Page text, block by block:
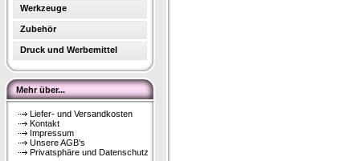
Werkzeuge
Zubehör
Druck und Werbemittel
Mehr über...
Liefer- und Versandkosten
Kontakt
Impressum
Unsere AGB's
Privatsphäre und Datenschutz